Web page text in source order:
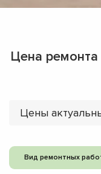
Цена
Цены
Вид ремонтных